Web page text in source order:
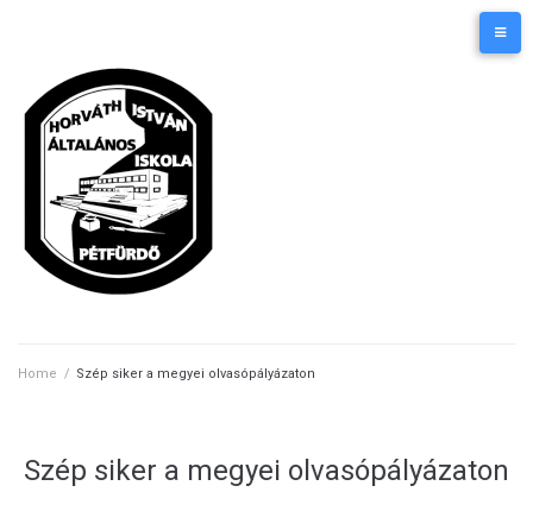
Home / Szép siker a megyei olvasópályázaton
Szép siker a megyei olvasópályázaton